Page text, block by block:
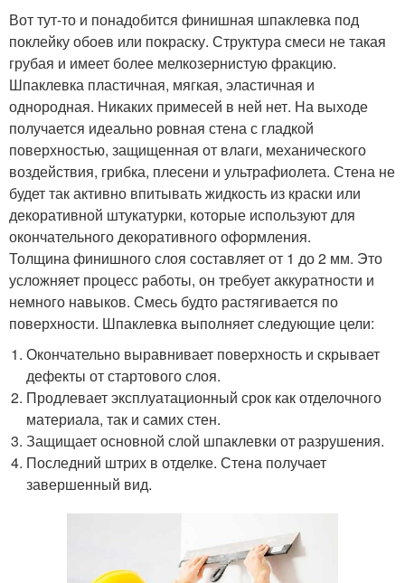
Вот тут-то и понадобится финишная шпаклевка под
поклейку обоев или покраску. Структура смеси не такая
грубая и имеет более мелкозернистую фракцию.
Шпаклевка пластичная, мягкая, эластичная и
однородная. Никаких примесей в ней нет. На выходе
получается идеально ровная стена с гладкой
поверхностью, защищенная от влаги, механического
воздействия, грибка, плесени и ультрафиолета. Стена не
будет так активно впитывать жидкость из краски или
декоративной штукатурки, которые используют для
окончательного декоративного оформления.
Толщина финишного слоя составляет от 1 до 2 мм. Это
усложняет процесс работы, он требует аккуратности и
немного навыков. Смесь будто растягивается по
поверхности. Шпаклевка выполняет следующие цели:
Окончательно выравнивает поверхность и скрывает
дефекты от стартового слоя.
Продлевает эксплуатационный срок как отделочного
материала, так и самих стен.
Защищает основной слой шпаклевки от разрушения.
Последний штрих в отделке. Стена получает
завершенный вид.